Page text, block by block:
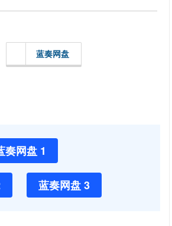
蓝奏网盘
奏网盘 1
蓝奏网盘 3